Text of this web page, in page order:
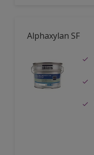
Alphaxylan SF